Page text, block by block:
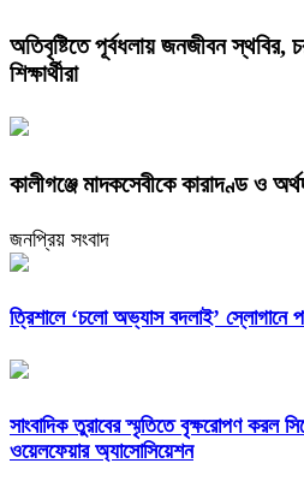
অতিবৃষ্টিতে পূর্বধলায় জনজীবন স্থবির,
শিক্ষার্থীরা
কালীগঞ্জে মাদকসেবীকে কারাদণ্ড ও
জনপ্রিয় সংবাদ
‎ত্রিশালে ‘চলো অভ্যাস বদলাই’ স্লোগানে
সাংবাদিক তুরাবের স্মৃতিতে বৃক্ষরোপণ করল
ওয়েলফেয়ার অ্যাসোসিয়েশন